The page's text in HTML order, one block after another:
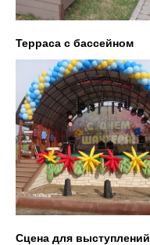
Терраса с бассейном
Сцена для выступлений